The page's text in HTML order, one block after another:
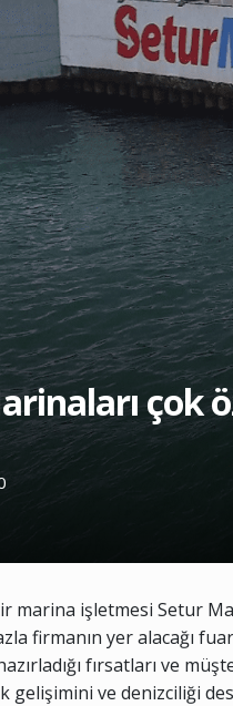
çok
marina işletmesi Setur
firmanın yer alacağı
fırsatları ve
gelişimini ve denizciliği